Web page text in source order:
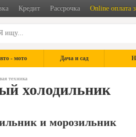
Кредит Рассрочка Online оплата
- мото Дача и сад
техника
холодильник
и морозильник